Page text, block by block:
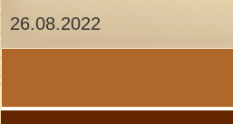
26.08.2022